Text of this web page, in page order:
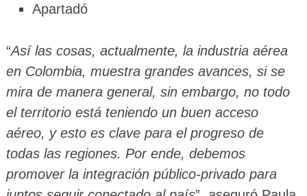
Apartadó
“Así las cosas, actualmente, la industria aérea
en Colombia, muestra grandes avances, si se
mira de manera general, sin embargo, no todo
el territorio está teniendo un buen acceso
aéreo, y esto es clave para el progreso de
todas las regiones. Por ende, debemos
promover la integración público-privado para